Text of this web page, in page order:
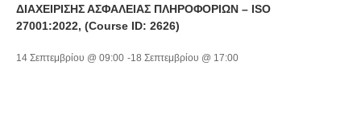
ΔΙΑΧΕΙΡΙΣΗΣ ΑΣΦΑΛΕΙΑΣ ΠΛΗΡΟΦΟΡΙΩΝ – ISO
27001:2022, (Course ID: 2626)
14 Σεπτεμβρίου @ 09:00 -18 Σεπτεμβρίου @ 17:00